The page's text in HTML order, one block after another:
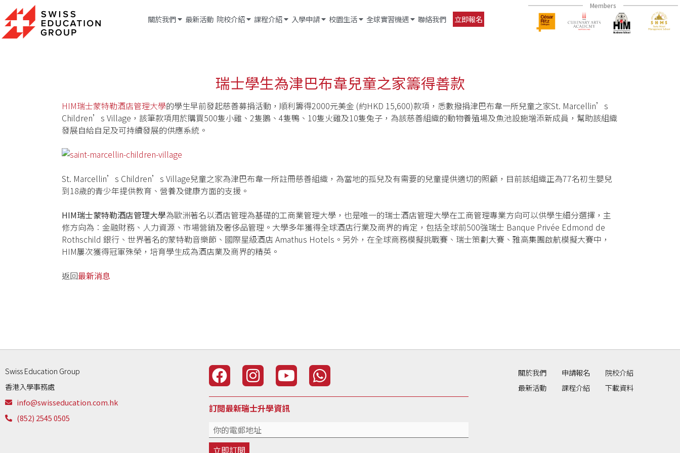
關於我們 最新活動 院校介紹 課程介紹 入學申請 校園生活 全球實習機遇 聯絡我們 立即報名
Members
瑞士學生為津巴布韋兒童之家籌得善款
HIM瑞士蒙特勒酒店管理大學的學生早前發起慈善募捐活動，順利籌得2000元美金 (約HKD 15,600)款項，悉數撥捐津巴布韋一所兒童之家St. Marcellin’s
Children’s Village，該筆款項用於購買500隻小雞、2隻鵝、4隻鴨、10隻火雞及10隻兔子，為該慈善組織的動物養殖場及魚池設施增添新成員，幫助該組織
發展自給自足及可持續發展的供應系統。
St. Marcellin’s Children’s Village兒童之家為津巴布韋一所註冊慈善組織，為當地的孤兒及有需要的兒童提供適切的照顧，目前該組織正為77名初生嬰兒
到18歲的青少年提供教育、營養及健康方面的支援。
HIM瑞士蒙特勒酒店管理大學為歐洲著名以酒店管理為基礎的工商業管理大學，也是唯一的瑞士酒店管理大學在工商管理專業方向可以供學生細分選擇，主
修方向為︰金融財務、人力資源、市場營銷及奢侈品管理。大學多年獲得全球酒店行業及商界的肯定，包括全球前500強瑞士 Banque Privée Edmond de
Rothschild 銀行、世界著名的蒙特勒音樂節、國際星級酒店 Amathus Hotels。另外，在全球商務模擬挑戰賽、瑞士策劃大賽、雅高集團啟航模擬大賽中，
HIM屢次獲得冠軍殊榮，培育學生成為酒店業及商界的精英。
返回最新消息
Swiss Education Group
香港入學事務處
info@swisseducation.com.hk
(852) 2545 0505
訂閲最新瑞士升學資訊
關於我們 申請報名
院校介紹
最新活動
課程介紹 下載資料